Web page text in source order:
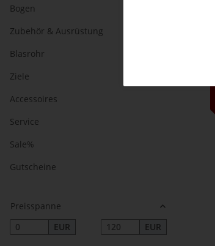
Bogen
Zubehör & Ausrüstung
Blasrohr
Ziele
Accessoires
Service
Sale%
Gutscheine
Preisspanne
EUR
EUR